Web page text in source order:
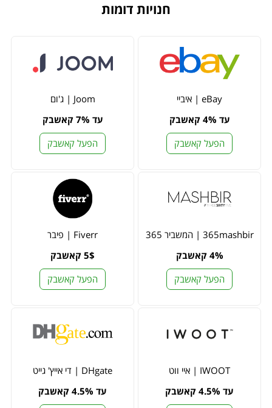
חנויות דומות
eBay | איביי
עד 4% קאשבק
הפעל קאשבק
Joom | ג'ום
עד 7% קאשבק
הפעל קאשבק
365mashbir | המשביר 365
4% קאשבק
הפעל קאשבק
Fiverr | פיבר
5$ קאשבק
הפעל קאשבק
IWOOT | איי ווט
עד 4.5% קאשבק
DHgate | די אייץ' גייט
עד 4.5% קאשבק